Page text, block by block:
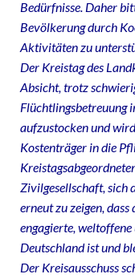
Bedürfnisse. Daher
Bevölkerung durch
Aktivitäten zu
Der Kreistag des
Absicht, trotz
Flüchtlingsbetreuung
aufzustocken und
Kostenträger in die
Zivilgesellschaft, sich
erneut zu zeigen,
engagierte,
Deutschland ist und
Der Kreisausschuss